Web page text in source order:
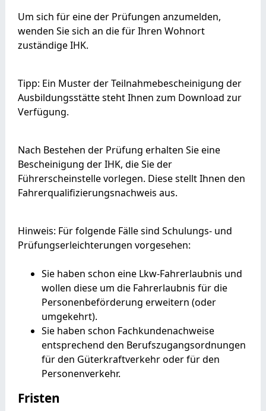
Um sich für eine der Prüfungen anzumelden,
wenden Sie sich an die für Ihren Wohnort
zuständige IHK.
Tipp: Ein Muster der Teilnahmebescheinigung der
Ausbildungsstätte steht Ihnen zum Download zur
Verfügung.
Nach Bestehen der Prüfung erhalten Sie eine
Bescheinigung der IHK, die Sie der
Führerscheinstelle vorlegen. Diese stellt Ihnen den
Fahrerqualifizierungsnachweis aus.
Hinweis: Für folgende Fälle sind Schulungs- und
Prüfungserleichterungen vorgesehen:
Sie haben schon eine Lkw-Fahrerlaubnis und
wollen diese um die Fahrerlaubnis für die
Personenbeförderung erweitern (oder
umgekehrt).
Sie haben schon Fachkundenachweise
entsprechend den Berufszugangsordnungen
für den Güterkraftverkehr oder für den
Personenverkehr.
Fristen